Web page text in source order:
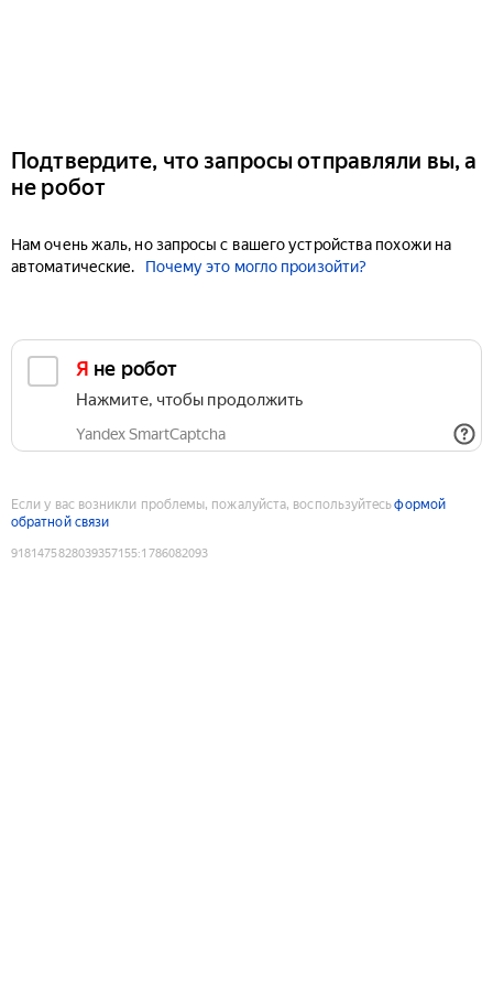
Подтвердите, что запросы отправляли вы, а
не робот
Нам очень жаль, но запросы с вашего устройства похожи на
автоматические.
Почему это могло произойти?
Я не робот
Нажмите, чтобы продолжить
Yandex SmartCaptcha
Если у вас возникли проблемы, пожалуйста, воспользуйтесьформой
обратной связи
9181475828039357155:1786082093